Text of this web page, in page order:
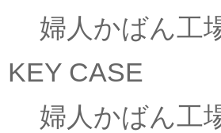
婦人かばん工
KEY CASE
婦人かばん工